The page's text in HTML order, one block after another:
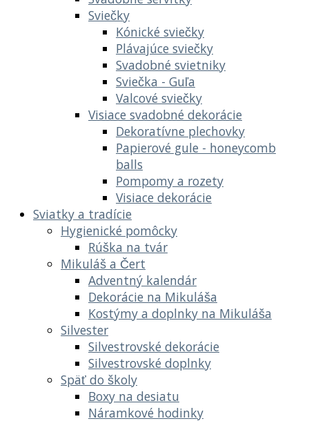
Sviečky
Kónické sviečky
Plávajúce sviečky
Svadobné svietniky
Sviečka - Guľa
Valcové sviečky
Visiace svadobné dekorácie
Dekoratívne plechovky
Papierové gule - honeycomb
balls
Pompomy a rozety
Visiace dekorácie
Sviatky a tradície
Hygienické pomôcky
Rúška na tvár
Mikuláš a Čert
Adventný kalendár
Dekorácie na Mikuláša
Kostýmy a doplnky na Mikuláša
Silvester
Silvestrovské dekorácie
Silvestrovské doplnky
Späť do školy
Boxy na desiatu
Náramkové hodinky